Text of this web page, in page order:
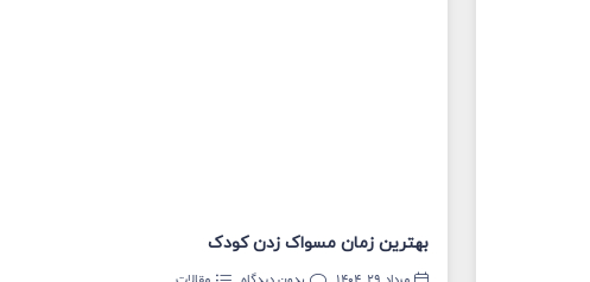
بهترین زمان مسواک زدن کودک